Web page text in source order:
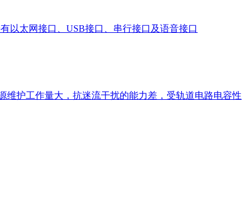
以太网接口、USB接口、串行接口及语音接口
护工作量大，抗迷流干扰的能力差，受轨道电路电容性